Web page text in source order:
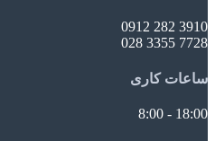
3910 282 0912
7728 3355 028
ساعات کاری
18:00 - 8:00